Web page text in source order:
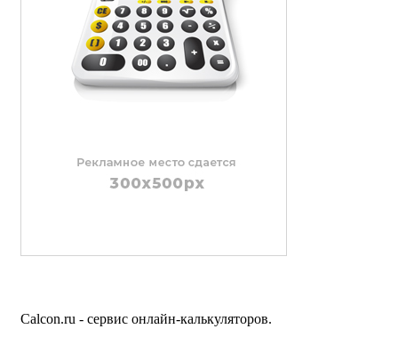
Calcon.ru - сервис онлайн-калькуляторов.